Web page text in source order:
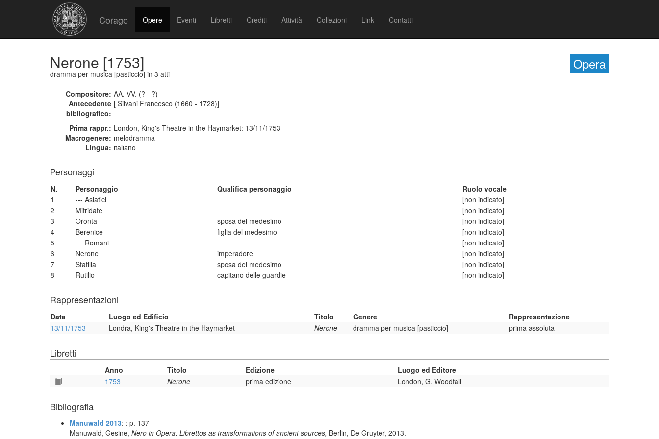
Corago Opere Eventi Libretti Crediti Attività Collezioni Link Contatti
Opera
Nerone [1753]
dramma per musica [pasticcio] in 3 atti
Compositore: AA. VV. (? - ?)
Antecedente
bibliografico:
[ Silvani Francesco (1660 - 1728)]
Prima rappr.: London, King's Theatre in the Haymarket: 13/11/1753
Macrogenere: melodramma
Lingua: italiano
Personaggi
N. Personaggio Qualifica personaggio
Ruolo vocale
1
--- Asiatici
[non indicato]
2
Mitridate
[non indicato]
3
Oronta sposa del medesimo
[non indicato]
4
Berenice figlia del medesimo
[non indicato]
5
--- Romani
[non indicato]
6
Nerone imperadore
[non indicato]
7
Statilia sposa del medesimo
[non indicato]
8
Rutilio capitano delle guardie [non indicato]
Rappresentazioni
Data Luogo ed Edificio Titolo Genere
Rappresentazione
13/11/1753
Londra, King's Theatre in the Haymarket Nerone dramma per musica [pasticcio] prima assoluta
Libretti
Anno Titolo Edizione
Luogo ed Editore
1753
Nerone prima edizione London, G. Woodfall
Bibliografia
Manuwald 2013: : p. 137
Manuwald, Gesine, Nero in Opera. Librettos as transformations of ancient sources, Berlin, De Gruyter, 2013.